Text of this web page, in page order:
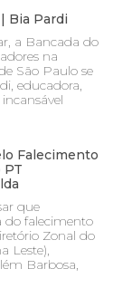
Bia Pardi
a Bancada do
na
São Paulo se
educadora,
Falecimento
PT
que
do falecimento
Zonal do
Leste),
Barbosa,